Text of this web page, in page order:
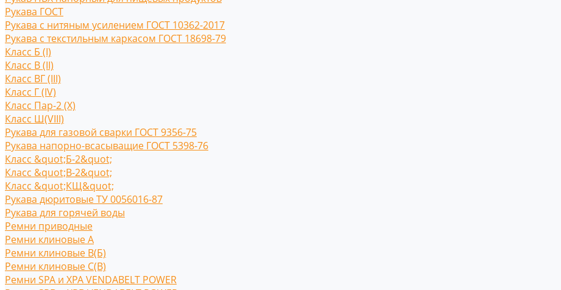
Рукава ГОСТ
Рукава с нитяным усилением ГОСТ 10362-2017
Рукава с текстильным каркасом ГОСТ 18698-79
Класс Б (I)
Класс В (II)
Класс ВГ (III)
Класс Г (IV)
Класс Пар-2 (X)
Класс Ш(VIII)
Рукава для газовой сварки ГОСТ 9356-75
Рукава напорно-всасыващие ГОСТ 5398-76
Класс &quot;Б-2&quot;
Класс &quot;В-2&quot;
Класс &quot;КЩ&quot;
Рукава дюритовые ТУ 0056016-87
Рукава для горячей воды
Ремни приводные
Ремни клиновые A
Ремни клиновые В(Б)
Ремни клиновые С(B)
Ремни SPA и XPA VENDABELT POWER